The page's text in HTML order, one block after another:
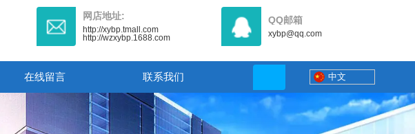
网店地址:
http://xybp.tmall.com
http://wzxybp.1688.com
QQ邮箱
xybp@qq.com
在线留言 联系我们 中文